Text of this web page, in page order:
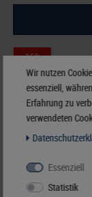
-15%
Wir nutzen
essenziell,
Erfahrung zu
verwendeten
Essenziell
Statistik